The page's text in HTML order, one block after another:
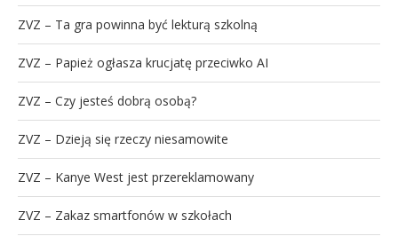
ZVZ – Ta gra powinna być lekturą szkolną
ZVZ – Papież ogłasza krucjatę przeciwko AI
ZVZ – Czy jesteś dobrą osobą?
ZVZ – Dzieją się rzeczy niesamowite
ZVZ – Kanye West jest przereklamowany
ZVZ – Zakaz smartfonów w szkołach